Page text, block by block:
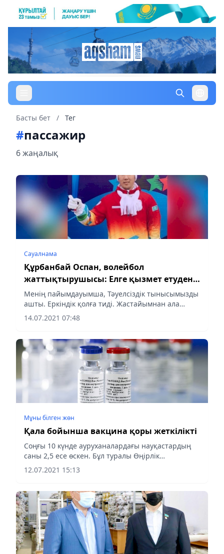
Басты бет / Тег
#пассажир
6 жаңалық
Сауалнама
Құрбанбай Оспан, волейбол
жаттықтырушысы: Елге қызмет етуден
ерінбеу керек
Менің пайымдауымша, Тәуелсіздік тынысымызды
ашты. Еркіндік қолға тиді. Жастайымнан ала
допты жаныма серік етудемін. Соның арқасында
ел, жер көрдік. Қаншама турнирлерге
14.07.2021 07:48
Мұны білген жөн
Қала бойынша вакцина қоры жеткілікті
Соңғы 10 күнде ауруханалардағы науқастардың
саны 2,5 есе өскен. Бұл туралы Өңірлік
коммуникациялар қызметінде өткен баспасөз
конференциясында қаланың бас санитарлық
12.07.2021 15:13